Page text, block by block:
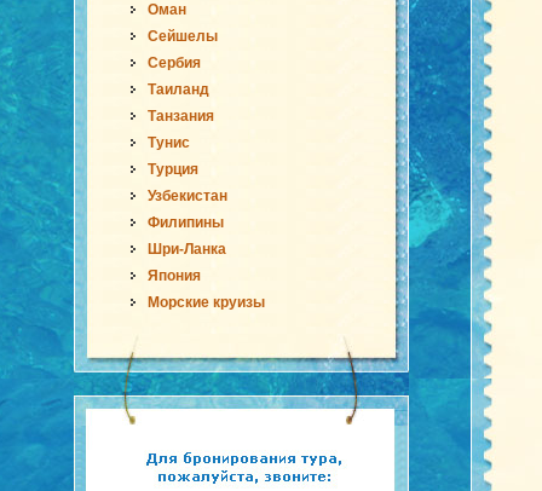
Оман
Сейшелы
Сербия
Таиланд
Танзания
Тунис
Турция
Узбекистан
Филипины
Шри-Ланка
Япония
Морские круизы